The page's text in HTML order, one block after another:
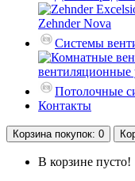
Zehnder Nova
Системы
вентиляционные
Потолочные
Контакты
Корзинапокупок: 0
В корзине пусто!